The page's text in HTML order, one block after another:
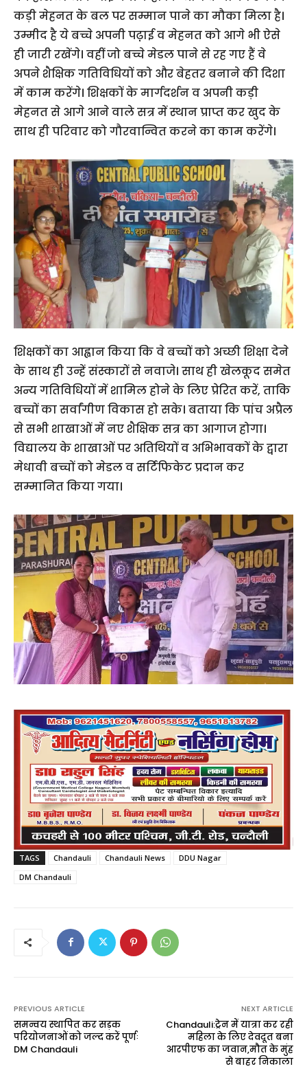
कड़ी मेहनत के बल पर सम्मान पाने का मौका मिला है।
उम्मीद है ये बच्चे अपनी पढ़़ाई व मेहनत को आगे भी ऐसे
ही जारी रखेंगे। वहीं जो बच्चे मेडल पाने से रह गए हैं वे
अपने शैक्षिक गतिविधियों को और बेहतर बनाने की दिशा
में काम करेंगे। शिक्षकों के मार्गदर्शन व अपनी कड़ी
मेहनत से आगे आने वाले सत्र में स्थान प्राप्त कर खुद के
साथ ही परिवार को गौरवान्वित करने का काम करेंगे।
शिक्षकों का आह्वान किया कि वे बच्चों को अच्छी शिक्षा देने
के साथ ही उन्हें संस्कारों से नवाजे। साथ ही खेलकूद समेत
अन्य गतिविधियों में शामिल होने के लिए प्रेरित करें, ताकि
बच्चों का सर्वांगीण विकास हो सके। बताया कि पांच अप्रैल
से सभी शाखाओं में नए शैक्षिक सत्र का आगाज होगा।
विद्यालय के शाखाओं पर अतिथियों व अभिभावकों के द्वारा
मेधावी बच्चों को मेडल व सर्टिफिकेट प्रदान कर
सम्मानित किया गया।
TAGS Chandauli Chandauli News
DDU Nagar
DM Chandauli
PREVIOUS ARTICLE
समन्वय स्थापित कर सड़क
परियोजनाओं को जल्द करें पूर्णः
DM Chandauli
NEXT ARTICLE
Chandauli:ट्रेन में यात्रा कर रही
महिला के लिए देवदूत बना
आरपीएफ का जवान,मौत के मुंह
से बाहर निकाला